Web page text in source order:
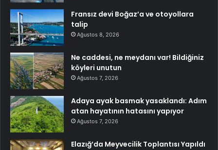
Fransız devi Boğaz’a ve otoyollara
talip
Ağustos 8, 2026
Ne caddesi, ne meydanı var! Bildiğiniz
köyleri unutun
Ağustos 7, 2026
Adaya ayak basmak yasaklandı: Adım
atan hayatının hatasını yapıyor
Ağustos 7, 2026
Elazığ’da Meyvecilik Toplantısı Yapıldı